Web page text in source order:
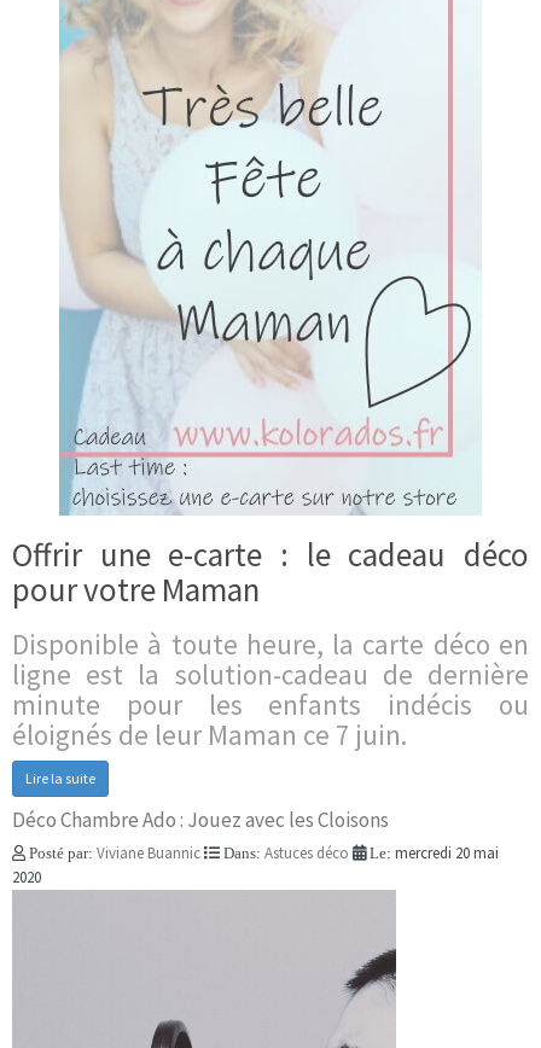
Offrir une e-carte : le cadeau déco
pour votre Maman
Disponible à toute heure, la carte déco en
ligne est la solution-cadeau de dernière
minute pour les enfants indécis ou
éloignés de leur Maman ce 7 juin.
Lire la suite
Déco Chambre Ado : Jouez avec les Cloisons
Posté par: Viviane Buannic Dans: Astuces déco Le: mercredi 20 mai
2020